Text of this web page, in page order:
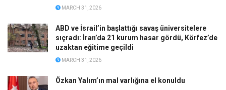
MARCH 31, 2026
ABD ve İsrail’in başlattığı savaş üniversitelere
sıçradı: İran’da 21 kurum hasar gördü, Körfez’de
uzaktan eğitime geçildi
MARCH 31, 2026
Özkan Yalım’ın mal varlığına el konuldu